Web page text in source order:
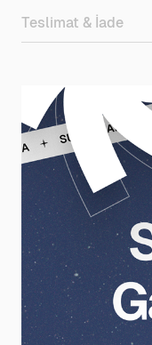
Teslimat & İade